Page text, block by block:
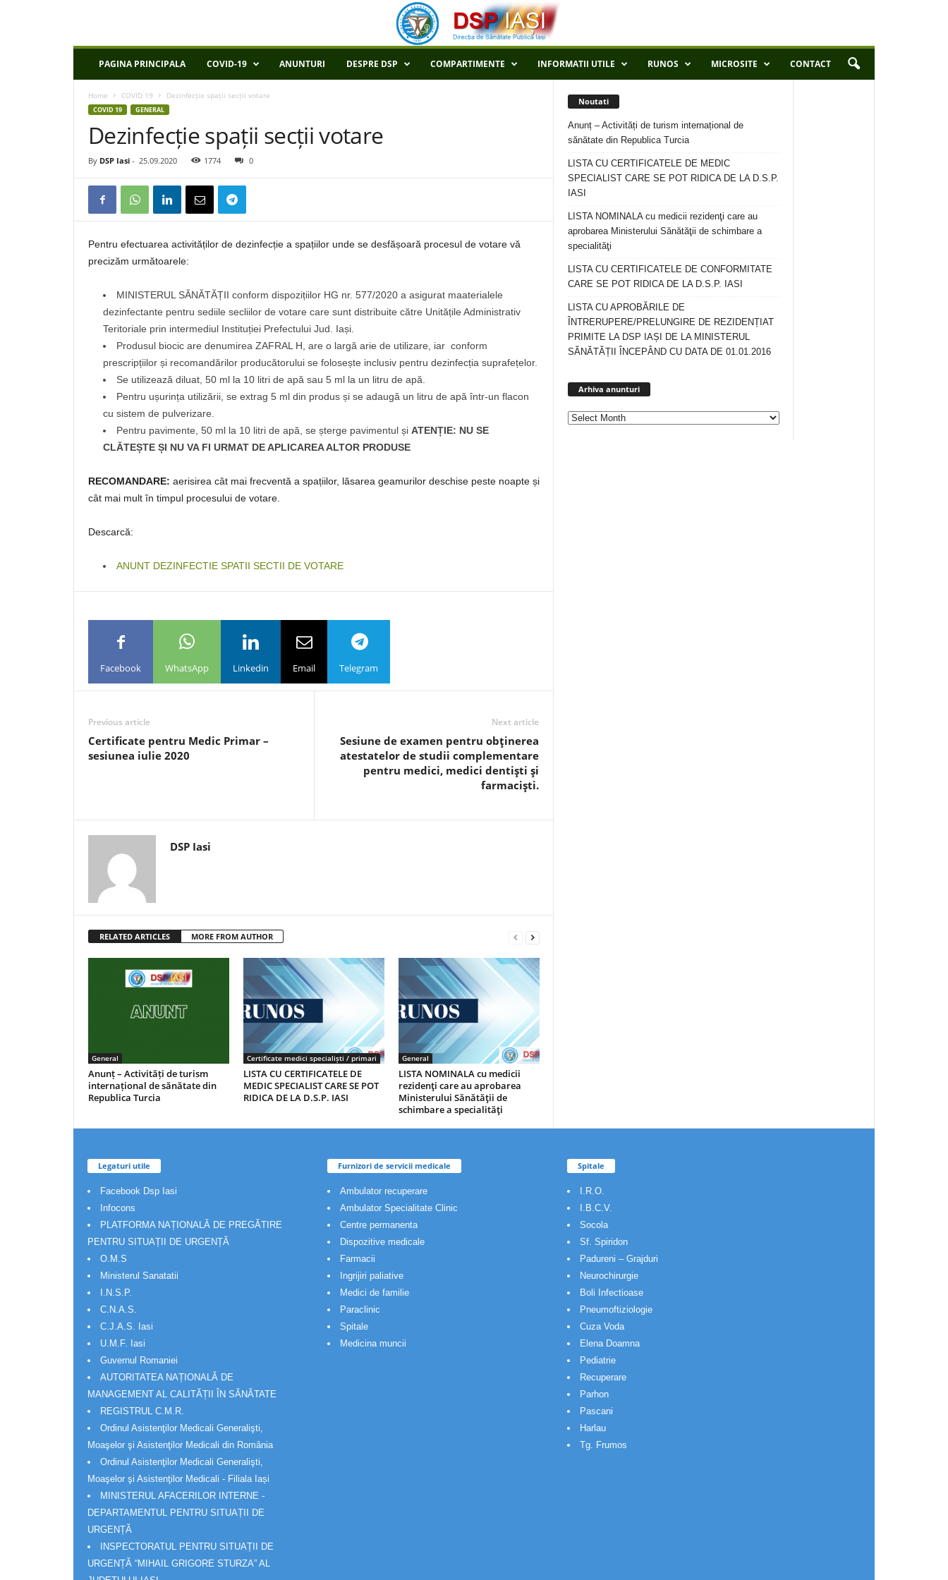
P
PAGINA PRINCIPALA COVID-19 ANUNTURI DESPRE DSP COMPARTIMENTE INFORMATII UTILE RUNOS MICROSITE CONTACT
Home COVID 19 Dezinfecție spații secții votare
COVID 19 GENERAL
Dezinfecție spații secții votare
By DSP Iasi - 25.09.2020 1774 0
Pentru efectuarea activităților de dezinfecție a spațiilor unde se desfășoară procesul de votare vă
precizăm următoarele:
MINISTERUL SĂNĂTĂȚII conform dispozițiilor HG nr. 577/2020 a asigurat maaterialele
dezinfectante pentru sediile secliilor de votare care sunt distribuite către Unitățile Administrativ
Teritoriale prin intermediul Instituției Prefectului Jud. Iași.
Produsul biocic are denumirea ZAFRAL H, are o largă arie de utilizare, iar conform
prescripțiilor și recomandărilor producătorului se folosește inclusiv pentru dezinfecția suprafețelor.
Se utilizează diluat, 50 ml la 10 litri de apă sau 5 ml la un litru de apă.
Pentru ușurința utilizării, se extrag 5 ml din produs și se adaugă un litru de apă într-un flacon
cu sistem de pulverizare.
Pentru pavimente, 50 ml la 10 litri de apă, se șterge pavimentul și ATENȚIE: NU SE
CLĂTEȘTE ȘI NU VA FI URMAT DE APLICAREA ALTOR PRODUSE
RECOMANDARE: aerisirea cât mai frecventă a spațiilor, lăsarea geamurilor deschise peste noapte și
cât mai mult în timpul procesului de votare.
Descarcă:
ANUNT DEZINFECTIE SPATII SECTII DE VOTARE
Facebook WhatsApp Linkedin Email Telegram
Previous article
Certificate pentru Medic Primar –
sesiunea iulie 2020
Next article
Sesiune de examen pentru obţinerea
atestatelor de studii complementare
pentru medici, medici dentişti şi
farmacişti.
DSP Iasi
RELATED ARTICLES MORE FROM AUTHOR
General
Anunț – Activități de turism
internațional de sănătate din
Republica Turcia
Certificate medici specialiști / primari
LISTA CU CERTIFICATELE DE
MEDIC SPECIALIST CARE SE POT
RIDICA DE LA D.S.P. IASI
General
LISTA NOMINALA cu medicii
rezidenţi care au aprobarea
Ministerului Sănătăţii de
schimbare a specialităţi
Noutati
Anunț – Activități de turism internațional de
sănătate din Republica Turcia
LISTA CU CERTIFICATELE DE MEDIC
SPECIALIST CARE SE POT RIDICA DE LA D.S.P.
IASI
LISTA NOMINALA cu medicii rezidenţi care au
aprobarea Ministerului Sănătăţii de schimbare a
specialităţi
LISTA CU CERTIFICATELE DE CONFORMITATE
CARE SE POT RIDICA DE LA D.S.P. IASI
LISTA CU APROBĂRILE DE
ÎNTRERUPERE/PRELUNGIRE DE REZIDENȚIAT
PRIMITE LA DSP IAȘI DE LA MINISTERUL
SĂNĂTĂȚII ÎNCEPÂND CU DATA DE 01.01.2016
Arhiva anunturi
Legaturi utile
Facebook Dsp Iasi
Infocons
PLATFORMA NAȚIONALĂ DE PREGĂTIRE
PENTRU SITUAȚII DE URGENȚĂ
O.M.S
Ministerul Sanatatii
I.N.S.P.
C.N.A.S.
C.J.A.S. Iasi
U.M.F. Iasi
Guvernul Romaniei
AUTORITATEA NAȚIONALĂ DE
MANAGEMENT AL CALITĂȚII ÎN SĂNĂTATE
REGISTRUL C.M.R.
Ordinul Asistenţilor Medicali Generalişti,
Moaşelor şi Asistenţilor Medicali din România
Ordinul Asistenţilor Medicali Generalişti,
Moaşelor şi Asistenţilor Medicali - Filiala Iași
MINISTERUL AFACERILOR INTERNE -
DEPARTAMENTUL PENTRU SITUAȚII DE
URGENȚĂ
INSPECTORATUL PENTRU SITUAȚII DE
URGENȚĂ “MIHAIL GRIGORE STURZA” AL
Furnizori de servicii medicale
Ambulator recuperare
Ambulator Specialitate Clinic
Centre permanenta
Dispozitive medicale
Farmacii
Ingrijiri paliative
Medici de familie
Paraclinic
Spitale
Medicina muncii
Spitale
I.R.O.
I.B.C.V.
Socola
Sf. Spiridon
Padureni – Grajduri
Neurochirurgie
Boli Infectioase
Pneumoftiziologie
Cuza Voda
Elena Doamna
Pediatrie
Recuperare
Parhon
Pascani
Harlau
Tg. Frumos